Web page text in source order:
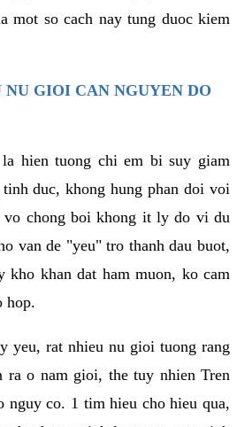
mot so cach nay tung duoc kiem
NU GIOI CAN NGUYEN DO
hien tuong chi em bi suy giam
duc, khong hung phan doi voi
vo chong boi khong it ly do vi du
van de "yeu" tro thanh dau buot,
kho khan dat ham muon, ko cam
hop.
yeu, rat nhieu nu gioi tuong rang
ra o nam gioi, the tuy nhien Tren
nguy co. 1 tim hieu cho hieu qua,